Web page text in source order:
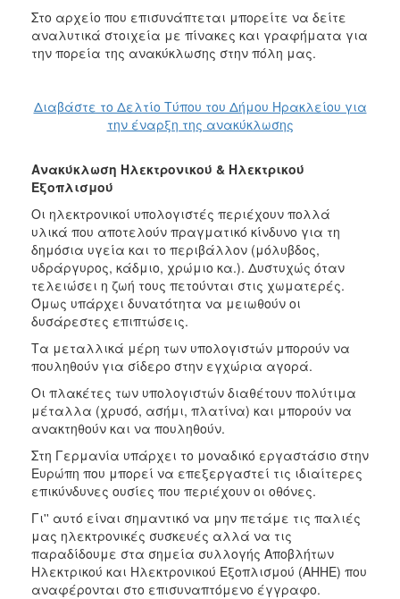
Στο αρχείο που επισυνάπτεται μπορείτε να δείτε
αναλυτικά στοιχεία με πίνακες και γραφήματα για
την πορεία της ανακύκλωσης στην πόλη μας.
Διαβάστε το Δελτίο Τύπου του Δήμου Ηρακλείου για
την έναρξη της ανακύκλωσης
Ανακύκλωση Ηλεκτρονικού & Ηλεκτρικού
Εξοπλισμού
Οι ηλεκτρονικοί υπολογιστές περιέχουν πολλά
υλικά που αποτελούν πραγματικό κίνδυνο για τη
δημόσια υγεία και το περιβάλλον (μόλυβδος,
υδράργυρος, κάδμιο, χρώμιο κα.). Δυστυχώς όταν
τελειώσει η ζωή τους πετούνται στις χωματερές.
Όμως υπάρχει δυνατότητα να μειωθούν οι
δυσάρεστες επιπτώσεις.
Τα μεταλλικά μέρη των υπολογιστών μπορούν να
πουληθούν για σίδερο στην εγχώρια αγορά.
Οι πλακέτες των υπολογιστών διαθέτουν πολύτιμα
μέταλλα (χρυσό, ασήμι, πλατίνα) και μπορούν να
ανακτηθούν και να πουληθούν.
Στη Γερμανία υπάρχει το μοναδικό εργαστάσιο στην
Ευρώπη που μπορεί να επεξεργαστεί τις ιδιαίτερες
επικύνδυνες ουσίες που περιέχουν οι οθόνες.
Γι'' αυτό είναι σημαντικό να μην πετάμε τις παλιές
μας ηλεκτρονικές συσκευές αλλά να τις
παραδίδουμε στα σημεία συλλογής Αποβλήτων
Ηλεκτρικού και Ηλεκτρονικού Εξοπλισμού (ΑΗΗΕ) που
αναφέρονται στο επισυναπτόμενο έγγραφο.